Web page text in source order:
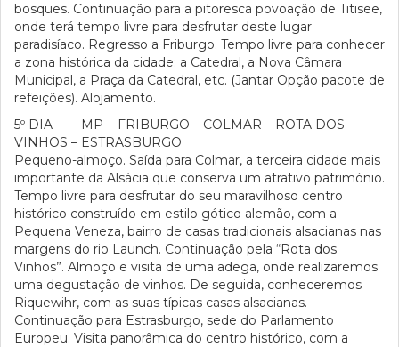
bosques. Continuação para a pitoresca povoação de Titisee,
onde terá tempo livre para desfrutar deste lugar
paradisíaco. Regresso a Friburgo. Tempo livre para conhecer
a zona histórica da cidade: a Catedral, a Nova Câmara
Municipal, a Praça da Catedral, etc. (Jantar Opção pacote de
refeições). Alojamento.
5º DIA MP FRIBURGO – COLMAR – ROTA DOS
VINHOS – ESTRASBURGO
Pequeno-almoço. Saída para Colmar, a terceira cidade mais
importante da Alsácia que conserva um atrativo património.
Tempo livre para desfrutar do seu maravilhoso centro
histórico construído em estilo gótico alemão, com a
Pequena Veneza, bairro de casas tradicionais alsacianas nas
margens do rio Launch. Continuação pela “Rota dos
Vinhos”. Almoço e visita de uma adega, onde realizaremos
uma degustação de vinhos. De seguida, conheceremos
Riquewihr, com as suas típicas casas alsacianas.
Continuação para Estrasburgo, sede do Parlamento
Europeu. Visita panorâmica do centro histórico, com a